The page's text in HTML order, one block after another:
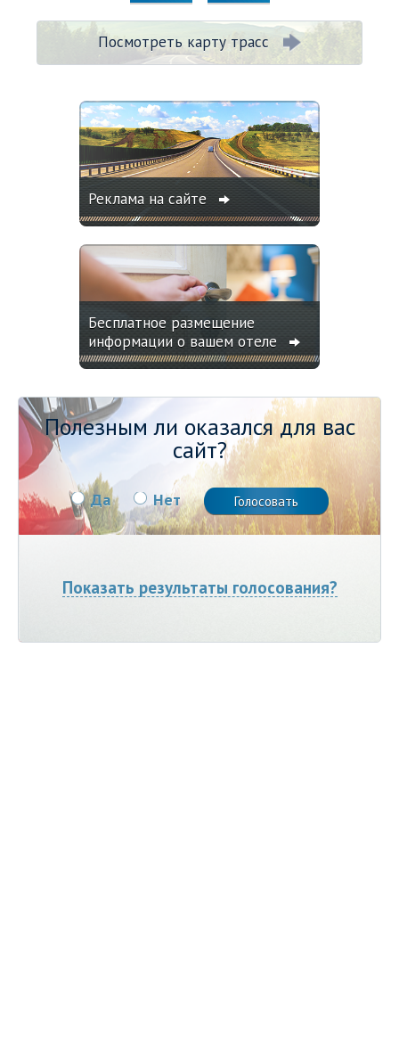
Посмотреть карту трасс
Реклама на сайте
Бесплатное размещение
информации о вашем отеле
Полезным ли оказался для вас
сайт?
Да Нет
Показать результаты голосования?